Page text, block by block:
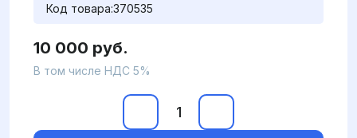
Код товара:370535
10 000 руб.
В том числе НДС 5%